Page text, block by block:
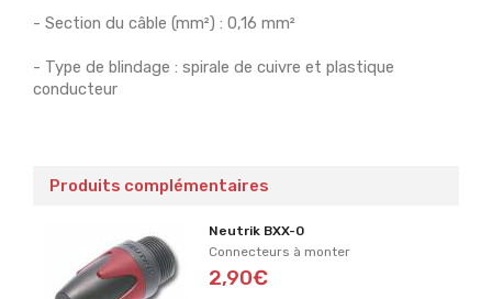
- Section du câble (mm²) : 0,16 mm²
- Type de blindage : spirale de cuivre et plastique
conducteur
Produits complémentaires
Neutrik BXX-0
Connecteurs à monter
2,90€